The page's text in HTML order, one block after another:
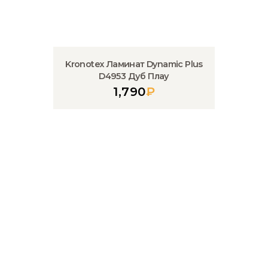
Kronotex Ламинат Dynamic Plus
D4953 Дуб Плау
1,790₽